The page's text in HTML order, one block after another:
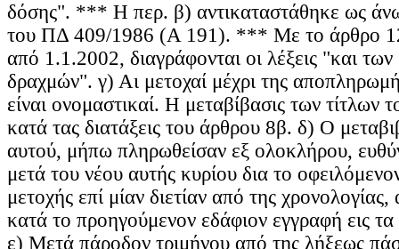
δόσης". *** Η περ. β) αντικαταστάθηκε ως
του ΠΔ 409/1986 (Α 191). *** Με το άρθρο
από 1.1.2002, διαγράφονται οι λέξεις "και των
δραχμών". γ) Αι μετοχαί μέχρι της
είναι ονομαστικαί. Η μεταβίβασις των τίτλων
κατά τας διατάξεις του άρθρου 8β. δ) Ο
αυτού, μήπω πληρωθείσαν εξ ολοκλήρου,
μετά του νέου αυτής κυρίου δια το
μετοχής επί μίαν διετίαν από της
κατά το προηγούμενον εδάφιον εγγραφή εις τα
ε) Μετά πάροδον τριμήνου από της λήξεως